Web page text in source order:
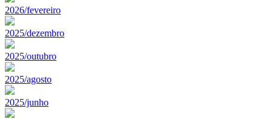
2026/fevereiro
2025/dezembro
2025/outubro
2025/agosto
2025/junho